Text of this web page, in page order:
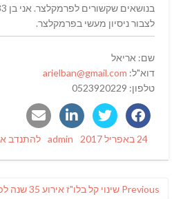
לצבור ניסיון מעשי בפרמקלצר.
שם: אריאל
דוא"ל: arielban@gmail.com
טלפון: 0523920229
Posted
24 באפריל 2017 Author
admin להתנדב
Previous
Previous
שינוי קל בלו"ז אירוע 35 שנה לפינוי חבל ימית וסיני